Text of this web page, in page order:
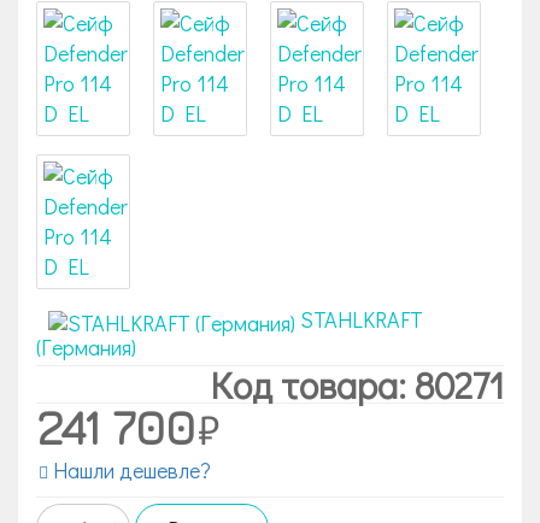
STAHLKRAFT
(Германия)
Код товара: 80271
241 700
Нашли дешевле?